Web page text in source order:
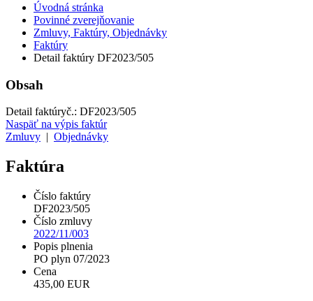
Úvodná stránka
Povinné zverejňovanie
Zmluvy, Faktúry, Objednávky
Faktúry
Detail faktúry DF2023/505
Obsah
Detail faktúryč.: DF2023/505
Naspäť na výpis faktúr
Zmluvy
Objednávky
Faktúra
Číslo faktúry
DF2023/505
Číslo zmluvy
2022/11/003
Popis plnenia
PO plyn 07/2023
Cena
435,00 EUR